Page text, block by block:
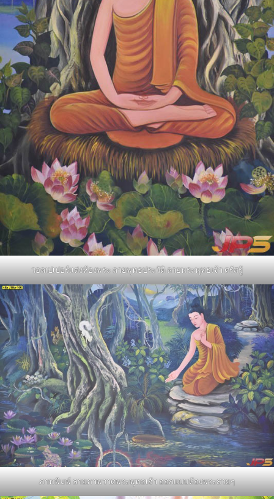
วอลเปเปอร์แต่งห้องพระ ลายพุทธประวัติ ลายพระพุทธเจ้า ตรัสรู้
ภาพพิมพ์ ลายภาพวาดพระพุทธเจ้า ออกแบบห้องพระสวยๆ